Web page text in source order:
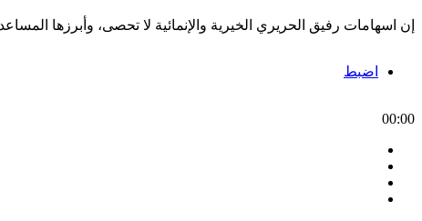
إن اسهامات رفيق الحريري الخيرية والإنمائية لا تحصى، وأبرزها
اضبط
00:00